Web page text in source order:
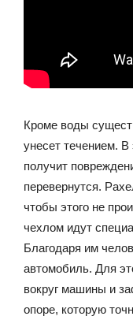
Кроме воды
унесет течением.
получит
перевернутся.
чтобы этого не
чехлом идут
Благодаря им
автомобиль. Для
вокруг машины и
опоре, которую